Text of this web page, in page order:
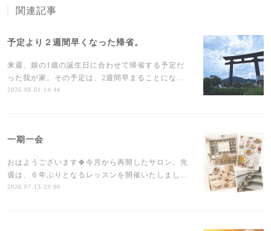
関連記事
予定より２週間早くなった帰省。
来週、娘の1歳の誕生日に合わせて帰省する予定だ
った我が家。その予定は、2週間早まることにな…
2026.08.01 14:44
一期一会
おはようございます🍀今月から再開したサロン。先
週は、６年ぶりとなるレッスンを開催いたしまし…
2026.07.13 23:00